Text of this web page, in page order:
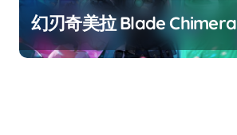
幻刃奇美拉 Blade Chimera